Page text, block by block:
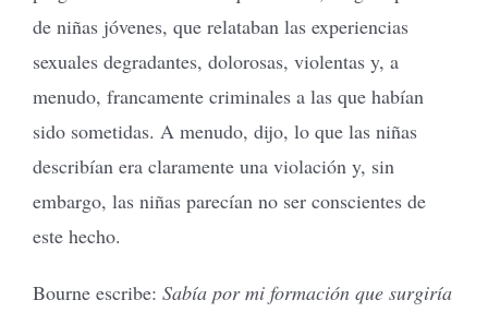
de niñas jóvenes, que relataban las experiencias
sexuales degradantes, dolorosas, violentas y, a
menudo, francamente criminales a las que habían
sido sometidas. A menudo, dijo, lo que las niñas
describían era claramente una violación y, sin
embargo, las niñas parecían no ser conscientes de
este hecho.
Bourne escribe: Sabía por mi formación que surgiría